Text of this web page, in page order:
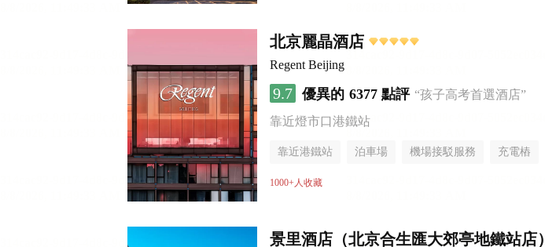
北京麗晶酒店
Regent Beijing
9.7 優異的 6377 點評 “孩子高考首選酒店”
靠近燈市口港鐵站
靠近港鐵站 泊車場 機場接駁服務 充電樁
無煙樓層
1000+人收藏
景里酒店（北京合生匯大郊亭地鐵站店）